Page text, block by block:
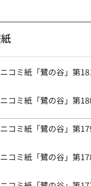
コミ紙「鷺の谷」第
コミ紙「鷺の谷」第
コミ紙「鷺の谷」第
コミ紙「鷺の谷」第